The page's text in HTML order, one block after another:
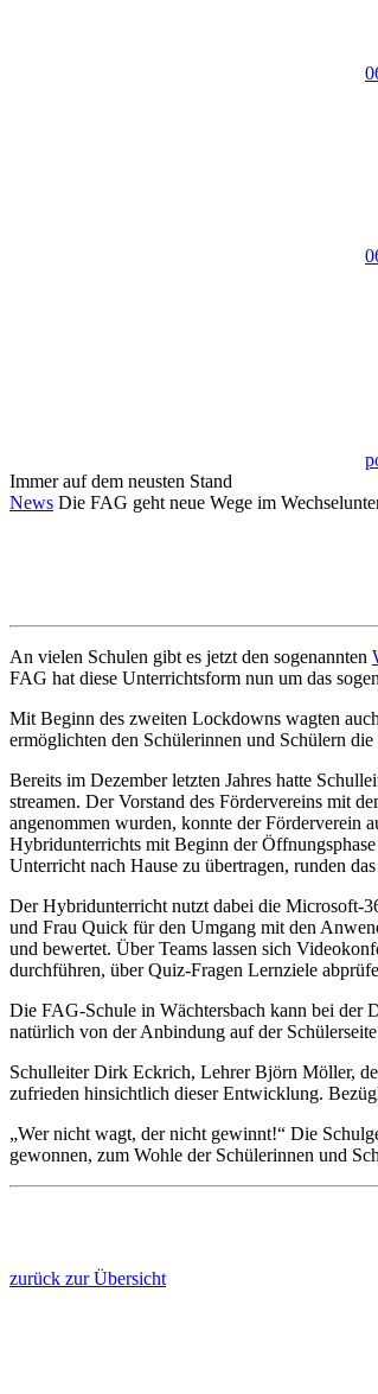
Immer auf dem neusten Stand
News Die FAG geht neue Wege im
An vielen Schulen gibt es jetzt den sogenannten
FAG hat diese Unterrichtsform nun um das
Mit Beginn des zweiten Lockdowns wagten
ermöglichten den Schülerinnen und Schülern
Bereits im Dezember letzten Jahres hatte
streamen. Der Vorstand des Fördervereins mit
angenommen wurden, konnte der Förderverein
Hybridunterrichts mit Beginn der
Unterricht nach Hause zu übertragen, runden
Der Hybridunterricht nutzt dabei die Microsoft-
und Frau Quick für den Umgang mit den
und bewertet. Über Teams lassen sich
durchführen, über Quiz-Fragen Lernziele
Die FAG-Schule in Wächtersbach kann bei der
natürlich von der Anbindung auf der
Schulleiter Dirk Eckrich, Lehrer Björn Möller,
zufrieden hinsichtlich dieser Entwicklung.
„Wer nicht wagt, der nicht gewinnt!“ Die
gewonnen, zum Wohle der Schülerinnen und
zurück zur Übersicht